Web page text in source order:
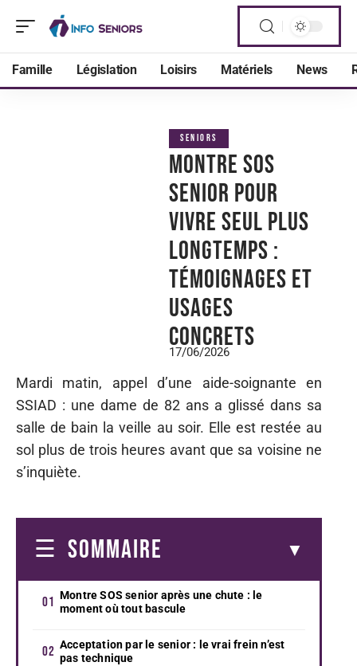
Famille Législation Loisirs Matériels News
SENIORS
Montre SOS
Senior pour
vivre seul plus
longtemps :
témoignages et
usages
concrets
17/06/2026
Mardi matin, appel d’une aide-soignante en
SSIAD : une dame de 82 ans a glissé dans sa
salle de bain la veille au soir. Elle est restée au
sol plus de trois heures avant que sa voisine ne
s’inquiète.
SOMMAIRE
Montre SOS senior après une chute : le
moment où tout bascule
Acceptation par le senior : le vrai frein n’est
pas technique